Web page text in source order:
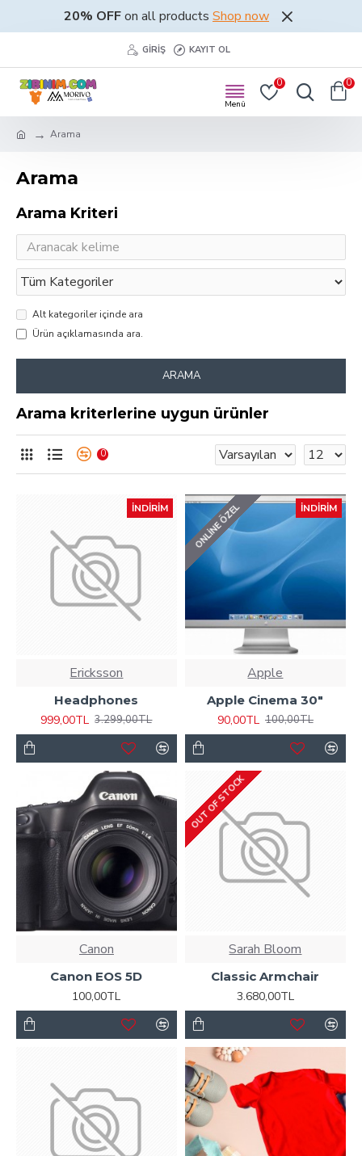
20% OFFon all products Shop now
GIRIŞ KAYIT OL
0 0
Arama
Arama
Arama Kriteri
Alt kategoriler içinde ara
Ürün açıklamasında ara.
ARAMA
Arama kriterlerine uygun ürünler
0
İNDIRIM
Ericksson
Headphones
999,00TL 3.299,00TL
İNDIRIM
ONLINE ÖZEL
Apple
Apple Cinema 30"
90,00TL 100,00TL
Canon
Canon EOS 5D
100,00TL
OUT OF STOCK
Sarah Bloom
Classic Armchair
3.680,00TL